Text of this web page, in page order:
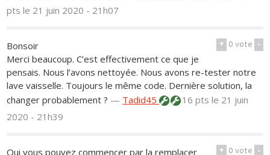
ptsle 21 juin 2020 - 21h07
+ 0vote -
Bonsoir
Merci beaucoup. C’est effectivement ce que je
pensais. Nous l’avons nettoyée. Nous avons re-tester notre
lave vaisselle. Toujours le même code. Dernière solution, la
changer probablement ? — Tadid45 16 ptsle 21 juin
2020 - 21h39
+ 0vote -
Oui vous pouvez commencer par la remplacer